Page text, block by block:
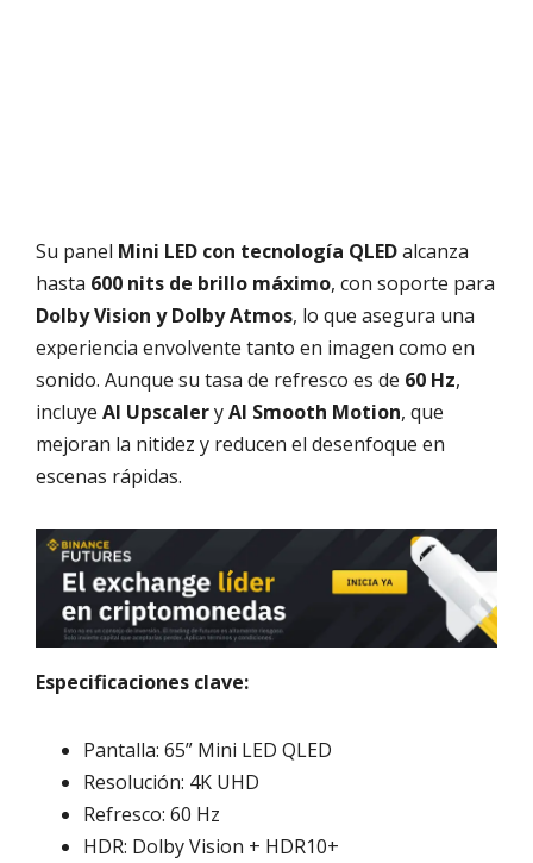
Su panel Mini LED con tecnología QLEDalcanza
hasta 600 nits de brillo máximo, con soporte para
Dolby Vision y Dolby Atmos, lo que asegura una
experiencia envolvente tanto en imagen como en
sonido. Aunque su tasa de refresco es de 60 Hz,
incluye AI UpscaleryAI Smooth Motion, que
mejoran la nitidez y reducen el desenfoque en
escenas rápidas.
Especificaciones clave:
Pantalla: 65” Mini LED QLED
Resolución: 4K UHD
Refresco: 60 Hz
HDR: Dolby Vision + HDR10+